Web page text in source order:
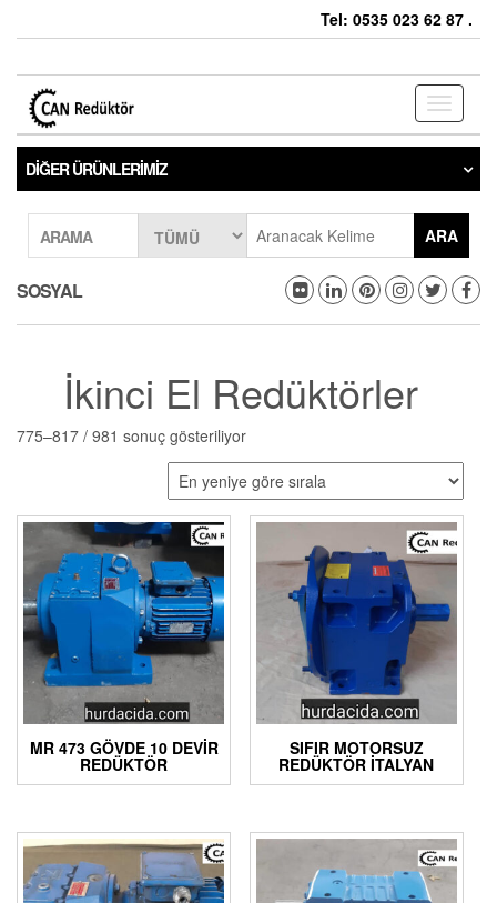
Tel: 0535 023 62 87 .
Toggle
DIĞER ÜRÜNLERIMIZ
ARAMA ARA
SOSYAL
İkinci El Redüktörler
775–817 / 981 sonuç gösteriliyor
MR 473 GÖVDE 10 DEVIR
REDÜKTÖR
SIFIR MOTORSUZ
REDÜKTÖR İTALYAN